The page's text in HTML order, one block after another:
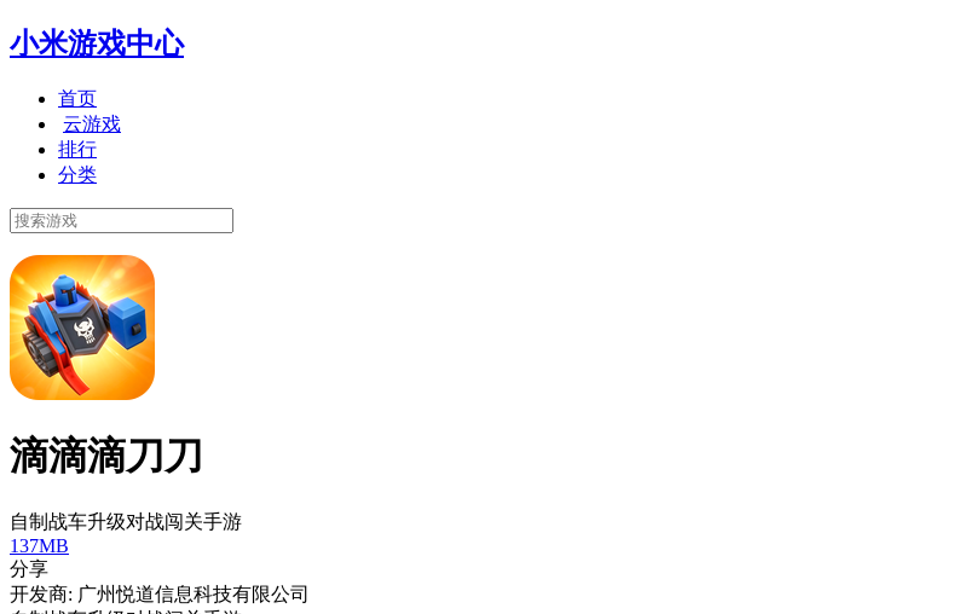
小米游戏中心
首页
云游戏
排行
分类
滴滴滴刀刀
自制战车升级对战闯关手游
137MB
分享
开发商: 广州悦道信息科技有限公司